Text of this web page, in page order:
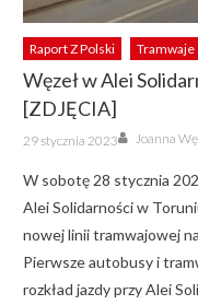
Raport Z Polski Tramwaje
Węzeł w Alei
[ZDJĘCIA]
Posted
on
29 stycznia 2023 Author
Joanna
W sobotę 28 stycznia
Alei Solidarności w
nowej linii tramwajowej
Pierwsze autobusy i
rozkład jazdy przy Alei